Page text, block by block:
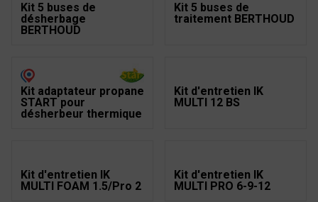
Kit 5 buses de
désherbage
BERTHOUD
Kit 5 buses de
traitement BERTHOUD
Kit adaptateur propane
START pour
désherbeur thermique
Kit d'entretien IK
MULTI 12 BS
Kit d'entretien IK
MULTI FOAM 1.5/Pro 2
Kit d'entretien IK
MULTI PRO 6-9-12